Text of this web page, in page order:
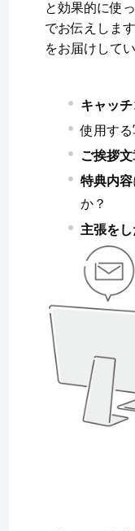
と効果的に使
でお伝えしま
をお届けしてい
キャッ
使用す
ご挨拶
特典内容
か？
主張を